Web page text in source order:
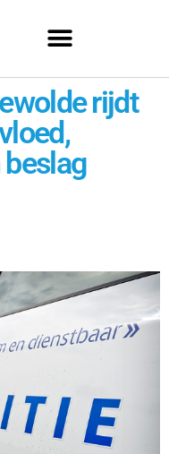
rijdt